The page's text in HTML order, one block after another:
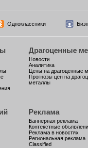
Одноклассники
Драгоценные
Новости
Аналитика
Цены на драгоценные
Прогнозы цен на
металлы
Реклама
Баннерная реклама
Контекстные
Реклама в новостях
Региональная реклама
Classified